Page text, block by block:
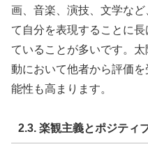
画、音楽、演技、文学な
て自分を表現することに
ていることが多いです。
動において他者から評価
能性も高まります。
2.3. 楽観主義とポジティ